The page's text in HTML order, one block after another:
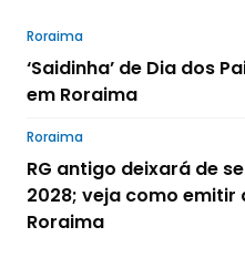
Roraima
‘Saidinha’ de Dia dos
em Roraima
Roraima
RG antigo deixará de
2028; veja como
Roraima